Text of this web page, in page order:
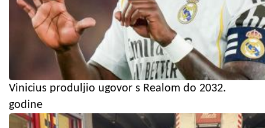
Vinicius produljio ugovor s Realom do 2032.
godine